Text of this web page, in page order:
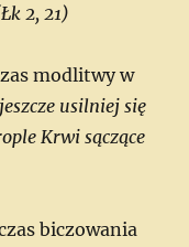
2, 21)
modlitwy w
usilniej się
Krwi sączące
biczowania